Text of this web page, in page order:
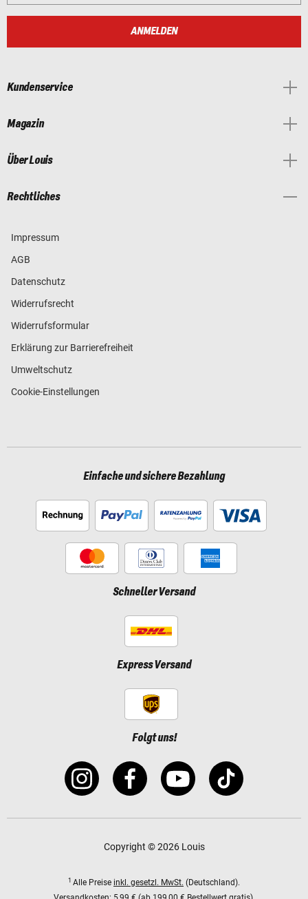
ANMELDEN
Kundenservice
Magazin
Über Louis
Rechtliches
Impressum
AGB
Datenschutz
Widerrufsrecht
Widerrufsformular
Erklärung zur Barrierefreiheit
Umweltschutz
Cookie-Einstellungen
Einfache und sichere Bezahlung
Schneller Versand
Express Versand
Folgt uns!
Copyright © 2026 Louis
1 Alle Preise inkl. gesetzl. MwSt. (Deutschland).